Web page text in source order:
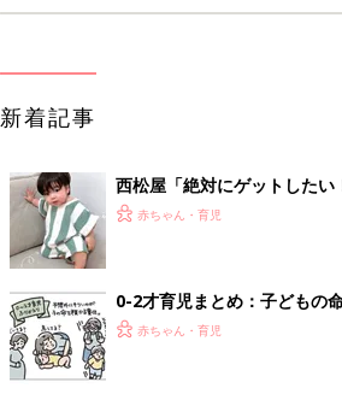
新着記事
西松屋「絶対にゲットした
ズりアイテム5選
赤ちゃん・育児
0-2才育児まとめ：子ども
赤ちゃん・育児